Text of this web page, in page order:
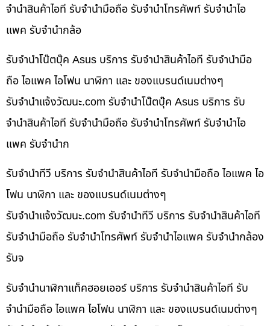
จำนำสินค้าไอที รับจำนำมือถือ รับจำนำโทรศัพท์ รับจำนำไอ
แพค รับจำนำกล้อ
รับจำนำโน๊ตบุ๊ค Asus บริการ รับจำนำสินค้าไอที รับจำนำมือ
ถือ ไอแพค ไอโฟน นาฬิกา และ ของแบรนด์เนมต่างๆ
รับจํานําแจ้งวัฒนะ.com รับจำนำโน๊ตบุ๊ค Asus บริการ รับ
จำนำสินค้าไอที รับจำนำมือถือ รับจำนำโทรศัพท์ รับจำนำไอ
แพค รับจำนำก
รับจำนำทีวี บริการ รับจำนำสินค้าไอที รับจำนำมือถือ ไอแพค ไอ
โฟน นาฬิกา และ ของแบรนด์เนมต่างๆ
รับจํานําแจ้งวัฒนะ.com รับจำนำทีวี บริการ รับจำนำสินค้าไอที
รับจำนำมือถือ รับจำนำโทรศัพท์ รับจำนำไอแพค รับจำนำกล้อง
รับจ
รับจำนำนาฬิกาแท็คฮอยเออร์ บริการ รับจำนำสินค้าไอที รับ
จำนำมือถือ ไอแพค ไอโฟน นาฬิกา และ ของแบรนด์เนมต่างๆ